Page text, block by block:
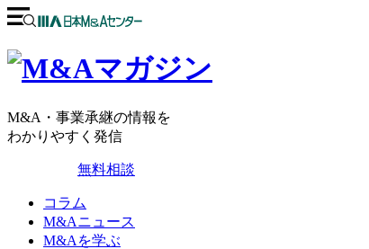
M&A・事業承継の情報を
わかりやすく発信
無料相談
コラム
M&Aニュース
M&Aを学ぶ